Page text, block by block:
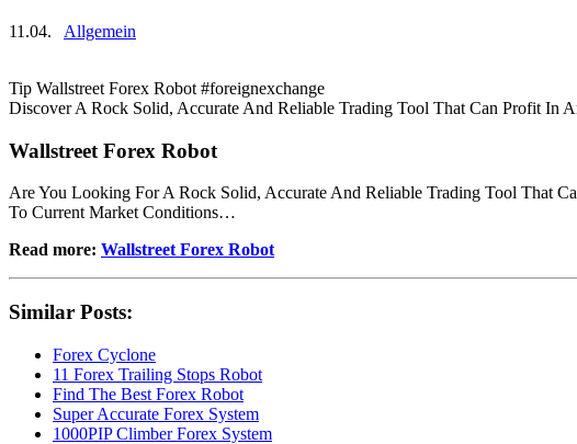
11.04. Allgemein
Tip Wallstreet Forex Robot #foreignexchange
Discover A Rock Solid, Accurate And Reliable Trading Tool That Can Profit In
Wallstreet Forex Robot
Are You Looking For A Rock Solid, Accurate And Reliable Trading Tool That
To Current Market Conditions…
Read more: Wallstreet Forex Robot
Similar Posts:
Forex Cyclone
11 Forex Trailing Stops Robot
Find The Best Forex Robot
Super Accurate Forex System
1000PIP Climber Forex System